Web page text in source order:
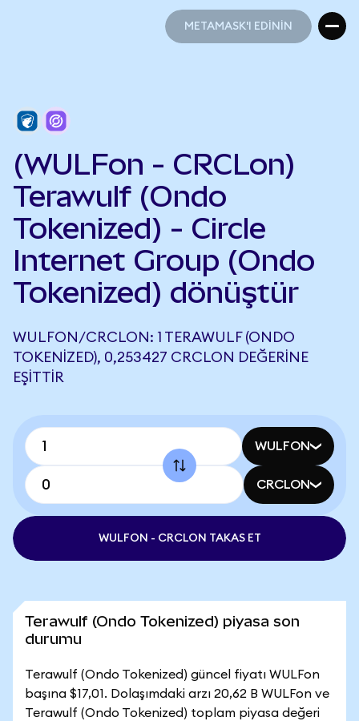
METAMASK'I EDİNİN
(WULFon - CRCLon)
Terawulf (Ondo
Tokenized) - Circle
Internet Group (Ondo
Tokenized) dönüştür
WULFON/CRCLON: 1 TERAWULF (ONDO
TOKENIZED), 0,253427 CRCLON DEĞERINE
EŞITTIR
WULFON
CRCLON
WULFON - CRCLON TAKAS ET
Terawulf (Ondo Tokenized) piyasa son
durumu
Terawulf (Ondo Tokenized) güncel fiyatı WULFon
başına $17,01. Dolaşımdaki arzı 20,62 B WULFon ve
Terawulf (Ondo Tokenized) toplam piyasa değeri